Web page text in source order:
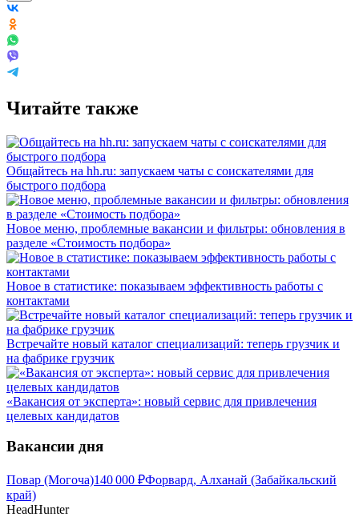
Читайте также
Общайтесь на hh.ru: запускаем чаты с соискателями для
быстрого подбора
Новое меню, проблемные вакансии и фильтры: обновления в
разделе «Стоимость подбора»
Новое в статистике: показываем эффективность работы с
контактами
Встречайте новый каталог специализаций: теперь грузчик и
на фабрике грузчик
«Вакансия от эксперта»: новый сервис для привлечения
целевых кандидатов
Вакансии дня
Повар (Могоча)140 000 ₽Форвард, Алханай (Забайкальский
край)
HeadHunter